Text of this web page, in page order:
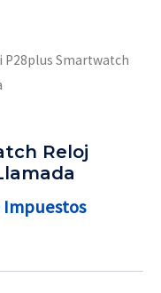
P28plus Smartwatch
Reloj